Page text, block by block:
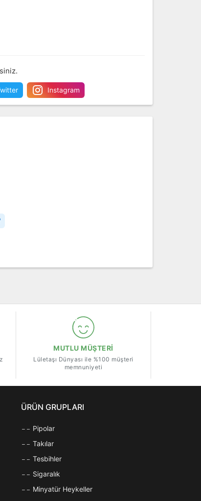
Instagram
MUTLU MÜŞTERİ
Lületaşı Dünyası ile %100 müşteri
memnuniyeti
ÜRÜN GRUPLARI
Pipolar
Takılar
Tesbihler
Sigaralık
Minyatür Heykeller